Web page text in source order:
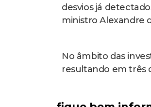
desvios já
ministro Alexandre
No âmbito das
resultando em três